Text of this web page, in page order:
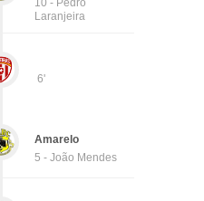
10 - Pedro
Laranjeira
6'
Amarelo
5 - João Mendes